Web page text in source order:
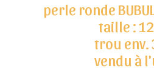
perle ronde
taille :
trou env.
vendu à